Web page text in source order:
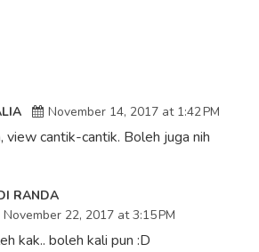
November 14, 2017 at 1:42 PM
view cantik-cantik. Boleh juga nih
RANDA
November 22, 2017 at 3:15 PM
kak.. boleh kali pun :D